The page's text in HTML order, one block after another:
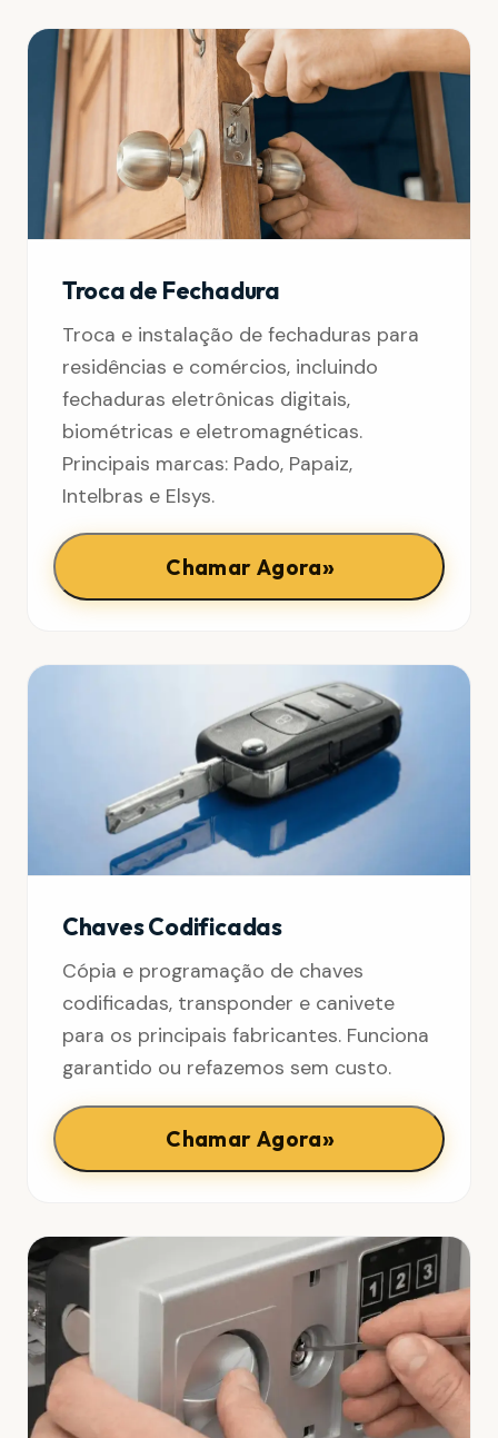
Troca de Fechadura
Troca e instalação de fechaduras para
residências e comércios, incluindo
fechaduras eletrônicas digitais,
biométricas e eletromagnéticas.
Principais marcas: Pado, Papaiz,
Intelbras e Elsys.
Chamar Agora»
Chaves Codificadas
Cópia e programação de chaves
codificadas, transponder e canivete
para os principais fabricantes. Funciona
garantido ou refazemos sem custo.
Chamar Agora»